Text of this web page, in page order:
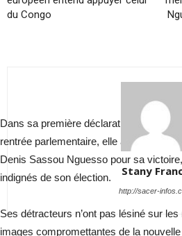
Dans sa première déclaration officielle
rentrée parlementaire, elle a commis la
Denis Sassou Nguesso pour sa
indignés de son élection.
Ses détracteurs n’ont pas lésiné sur
images compromettantes de la
du Congo
Stany
http://sacer-